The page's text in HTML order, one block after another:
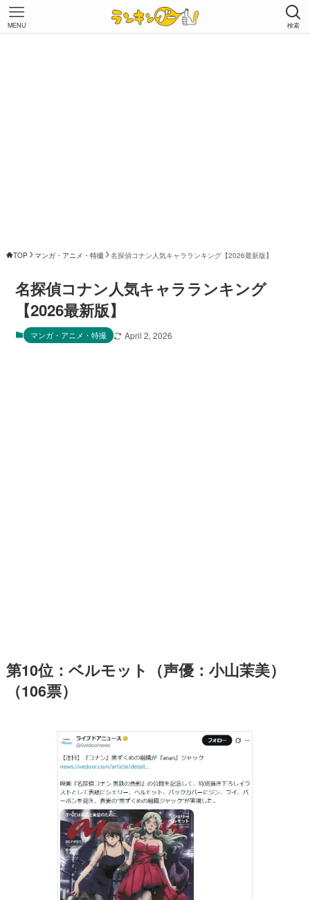
検索
MENU
TOP マンガ・アニメ・特撮 名探偵コナン人気キャラランキング【2026最新版】
名探偵コナン人気キャラランキング
【2026最新版】
マンガ・アニメ・特撮 April 2, 2026
第10位：ベルモット（声優：小山茉美）
（106票）